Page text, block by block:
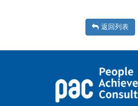
返回列表